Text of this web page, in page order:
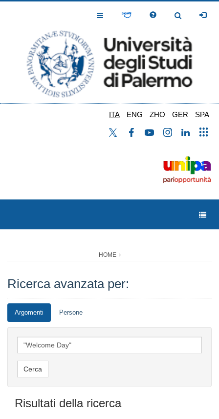
Toggle
Toggle
ITA ENG ZHO GER SPA
HOME
Ricerca avanzata per:
Argomenti Persone
Risultati della ricerca